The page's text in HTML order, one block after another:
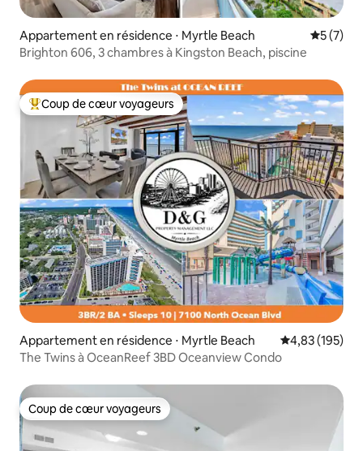
Appartement en résidence ⋅ Myrtle Beach
5 (7)
Brighton 606, 3 chambres à Kingston Beach, piscine
Coups de cœur voyageurs les plus appréciés
Coup de cœur voyageurs
Appartement en résidence ⋅ Myrtle Beach Évaluation
4,83 (195)
The Twins à OceanReef 3BD Oceanview Condo
Coup de cœur voyageurs
Coup de cœur voyageurs